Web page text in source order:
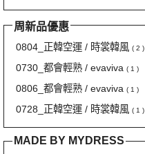
周新品優惠
0804_正韓空運 / 時裳韓風 ( 2 )
0730_都會輕熟 / evaviva ( 1 )
0806_都會輕熟 / evaviva ( 1 )
0728_正韓空運 / 時裳韓風 ( 1 )
MADE BY MYDRESS